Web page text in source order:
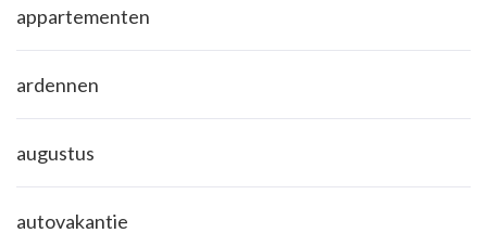
appartementen
ardennen
augustus
autovakantie